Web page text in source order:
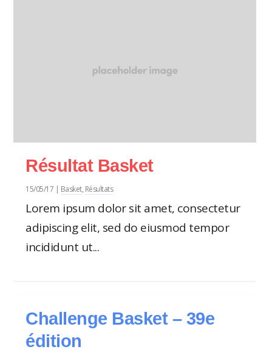
Résultat Basket
15/05/17 | Basket, Résultats
Lorem ipsum dolor sit amet, consectetur
adipiscing elit, sed do eiusmod tempor
incididunt ut...
Challenge Basket – 39e
édition